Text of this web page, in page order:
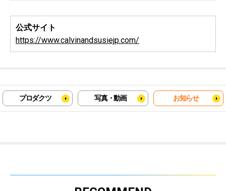
公式サイト
https://www.calvinandsusiejp.com/
プロダクツ 写真・動画 お知らせ